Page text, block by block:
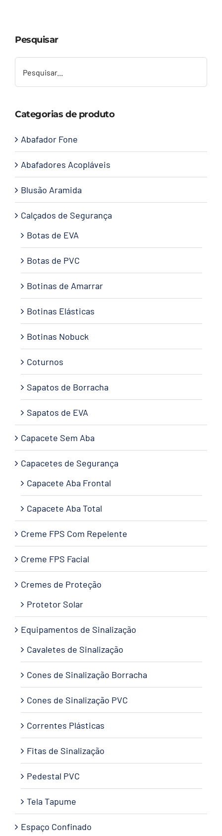
Contato
Pesquisar
Categorias de produto
Abafador Fone
Abafadores Acopláveis
Blusão Aramida
Calçados de Segurança
Botas de EVA
Botas de PVC
Botinas de Amarrar
Botinas Elásticas
Botinas Nobuck
Coturnos
Sapatos de Borracha
Sapatos de EVA
Capacete Sem Aba
Capacetes de Segurança
Capacete Aba Frontal
Capacete Aba Total
Creme FPS Com Repelente
Creme FPS Facial
Cremes de Proteção
Protetor Solar
Equipamentos de Sinalização
Cavaletes de Sinalização
Cones de Sinalização Borracha
Cones de Sinalização PVC
Correntes Plásticas
Fitas de Sinalização
Pedestal PVC
Tela Tapume
Espaço Confinado